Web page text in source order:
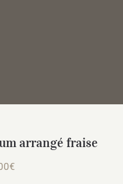
arrangé fraise
€